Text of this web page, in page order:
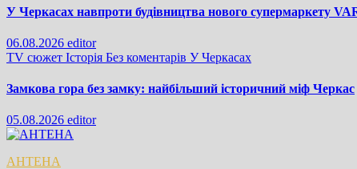
У Черкасах навпроти будівництва нового супермаркету
06.08.2026 editor
TV сюжет Історія Без коментарів У Черкасах
Замкова гора без замку: найбільший історичний міф Черкас
05.08.2026 editor
АНТЕНА